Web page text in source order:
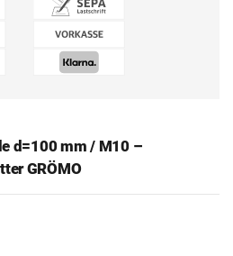
d=100 mm / M10 –
GRÖMO